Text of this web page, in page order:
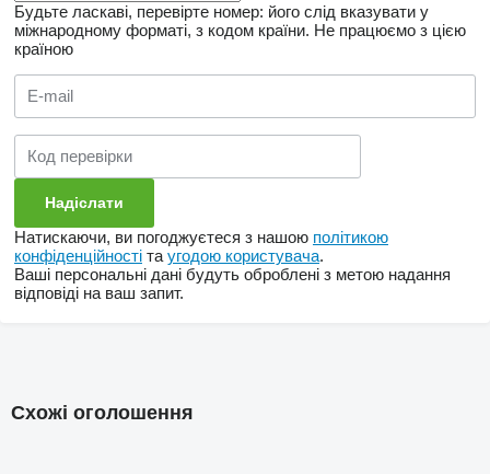
Будьте ласкаві, перевірте номер: його слід вказувати у
міжнародному форматі, з кодом країни. Не працюємо з цією
країною
Натискаючи, ви погоджуєтеся з нашою політикою
конфіденційності та угодою користувача.
Ваші персональні дані будуть оброблені з метою надання
відповіді на ваш запит.
Схожі оголошення